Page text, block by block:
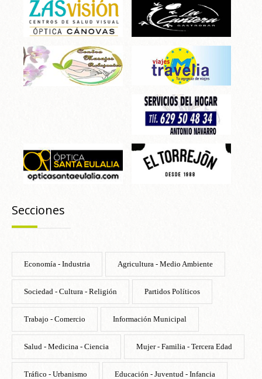
Secciones
Economía - Industria Agricultura - Medio Ambiente
Sociedad - Cultura - Religión Partidos Políticos
Trabajo - Comercio Información Municipal
Salud - Medicina - Ciencia Mujer - Familia - Tercera Edad
Tráfico - Urbanismo Educación - Juventud - Infancia